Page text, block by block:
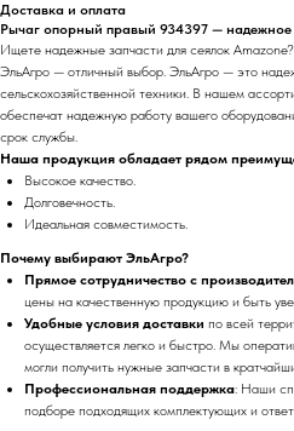
Доставка и оплата
Рычаг опорный правый 934397 —
Ищете надежные запчасти для сеялок
ЭльАгро — отличный выбор. ЭльАгро — это
сельскохозяйственной техники. В нашем
обеспечат надежную работу вашего
срок службы.
Наша продукция обладает рядом
Высокое качество.
Долговечность.
Идеальная совместимость.
Почему выбирают ЭльАгро?
Прямое сотрудничество с
цены на качественную продукцию и быть
Удобные условия доставки по всей
осуществляется легко и быстро. Мы
могли получить нужные запчасти в
Профессиональная поддержка: Наши
подборе подходящих комплектующих и